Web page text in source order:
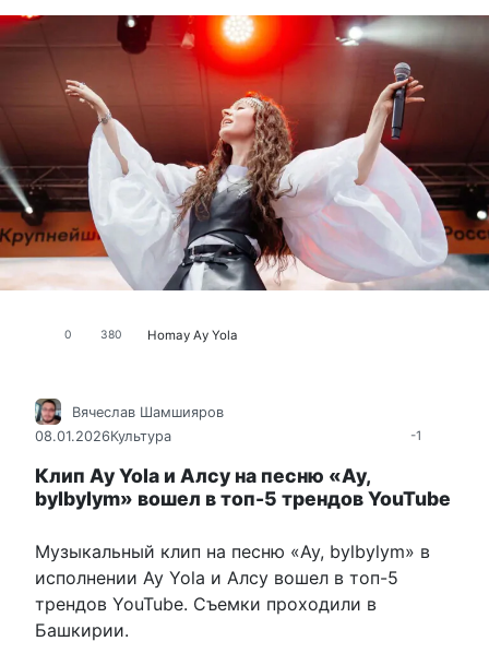
0 380 Homay Аy Yola
-1
Вячеслав Шамшияров
08.01.2026Культура
Клип Ay Yola и Алсу на песню «Ay,
bylbylym» вошел в топ-5 трендов YouTube
Музыкальный клип на песню «Ay, bylbylym» в
исполнении Ay Yola и Алсу вошел в топ-5
трендов YouTube. Съемки проходили в
Башкирии.